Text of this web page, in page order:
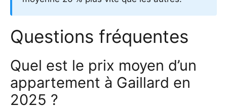
Questions fréquentes
Quel est le prix moyen d’un
appartement à Gaillard en
2025 ?